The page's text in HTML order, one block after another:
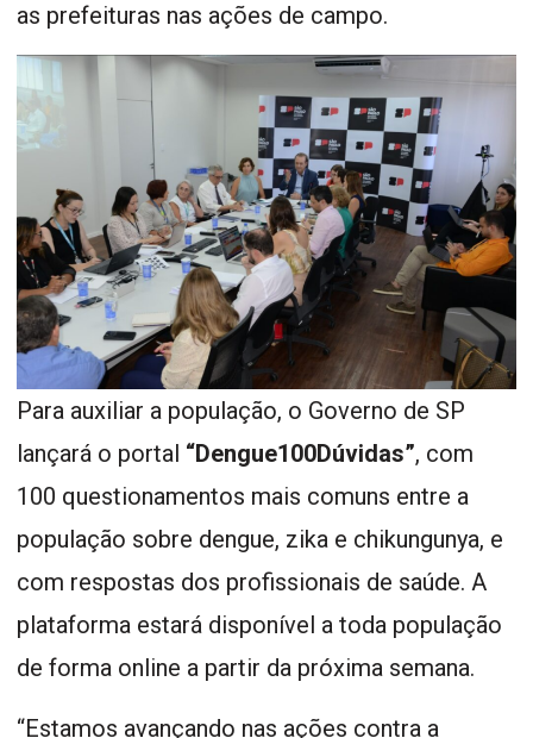
as prefeituras nas ações de campo.
Para auxiliar a população, o Governo de SP
lançará o portal “Dengue100Dúvidas”, com
100 questionamentos mais comuns entre a
população sobre dengue, zika e chikungunya, e
com respostas dos profissionais de saúde. A
plataforma estará disponível a toda população
de forma online a partir da próxima semana.
“Estamos avançando nas ações contra a